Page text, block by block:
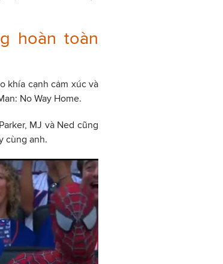
hoàn toàn
khía cạnh cảm xúc và
No Way Home.
MJ và Ned cũng
cùng anh.